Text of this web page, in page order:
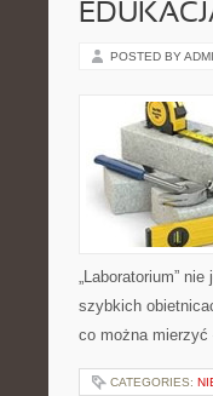
POSTED BY
„Laboratorium”
szybkich
co można
CATEGORIES: